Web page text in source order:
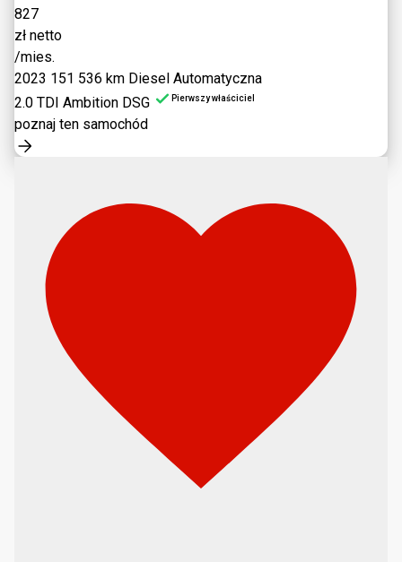
827
zł netto
/mies.
2023 151 536 km Diesel Automatyczna
2.0 TDI Ambition DSG
Pierwszy właściciel
poznaj ten samochód